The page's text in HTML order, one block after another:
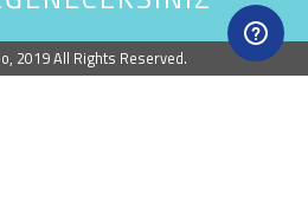
2019 All Rights Reserved.